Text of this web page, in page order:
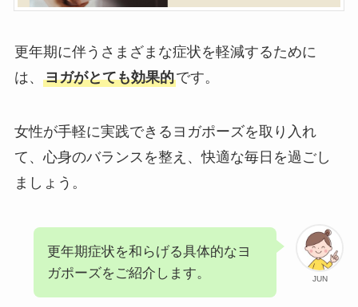
更年期に伴うさまざまな症状を軽減するために
は、 ヨガがとても効果的です。
女性が手軽に実践できるヨガポーズを取り入れ
て、心身のバランスを整え、快適な毎日を過ごし
ましょう。
JUN
更年期症状を和らげる具体的なヨ
ガポーズをご紹介します。